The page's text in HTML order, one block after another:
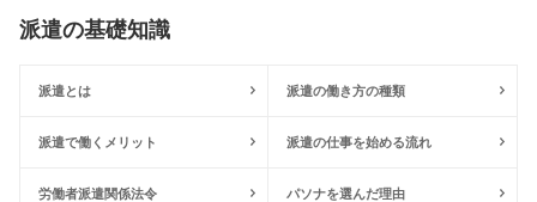
派遣の基礎知識
派遣とは 派遣の働き方の種類
派遣で働くメリット 派遣の仕事を始める流れ
労働者派遣関係法令 パソナを選んだ理由